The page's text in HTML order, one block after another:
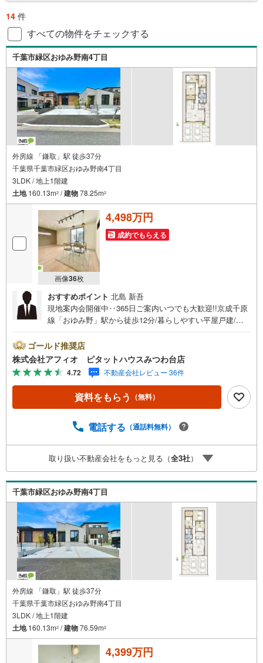
14 件
すべての物件をチェックする
千葉市緑区おゆみ野南4丁目
外房線 「鎌取」駅 徒歩37分
千葉県千葉市緑区おゆみ野南4丁目
3LDK / 地上1階建
土地160.13m2 /建物78.25m2
画像36枚
4,498万円
成約でもらえる
おすすめポイント 北島 新吾
現地案内会開催中‥365日ご案内いつでも大歓迎!!京成千原
線「おゆみ野」駅から徒歩12分/暮らしやすい平屋戸建/お
分とお買い物も便利な立地■LDK17.3帖、家族と話しやすい
カウンターキッチン■お手入れしやすいIHクッキングヒータ
ー■全室収納付きでお部屋が広く使えます■室内物干し・玄
関スマートキー対応・全室LED照明完備お客様の笑顔のた
めに。千葉県の不動産のことなら株式会社アフィオにお任
せください。お客様の一生の宝物になるお家探しの、心強
学やご相談には迅速にご対応致します。お気軽にお問合せ
ゴールド推奨店
株式会社アフィオ ピタットハウスみつわ台店
4.72 不動産会社レビュー 36件
資料をもらう （無料）
電話する （通話料無料）
取り扱い不動産会社をもっと見る（全3社）
千葉市緑区おゆみ野南4丁目
外房線 「鎌取」駅 徒歩37分
千葉県千葉市緑区おゆみ野南4丁目
3LDK / 地上1階建
土地160.13m2 /建物76.59m2
4,399万円